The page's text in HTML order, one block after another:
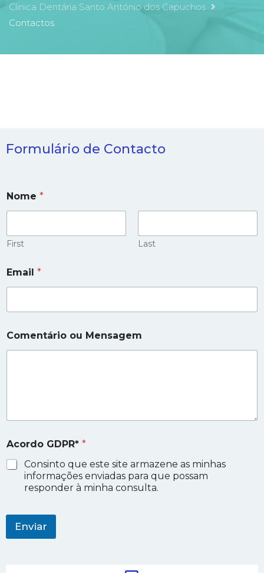
Clinica Dentária Santo António dos Capuchos
Contactos
Formulário de Contacto
Nome *
First Last
Email *
Comentário ou Mensagem
o
m
e
r
o
Acordo GDPR* *
Consinto que este site armazene as minhas
informações enviadas para que possam
responder à minha consulta.
Enviar